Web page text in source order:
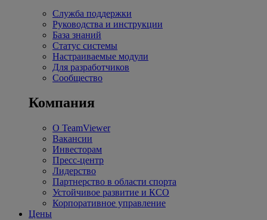
Служба поддержки
Руководства и инструкции
База знаний
Статус системы
Настраиваемые модули
Для разработчиков
Сообщество
Компания
О TeamViewer
Вакансии
Инвесторам
Пресс-центр
Лидерство
Партнерство в области спорта
Устойчивое развитие и КСО
Корпоративное управление
Цены